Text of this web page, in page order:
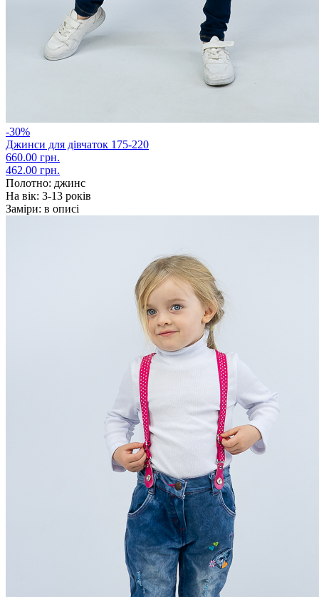
-30%
Джинси для дівчаток 175-220
660.00 грн.
462.00 грн.
Полотно: джинс
На вік: 3-13 років
Заміри: в описі